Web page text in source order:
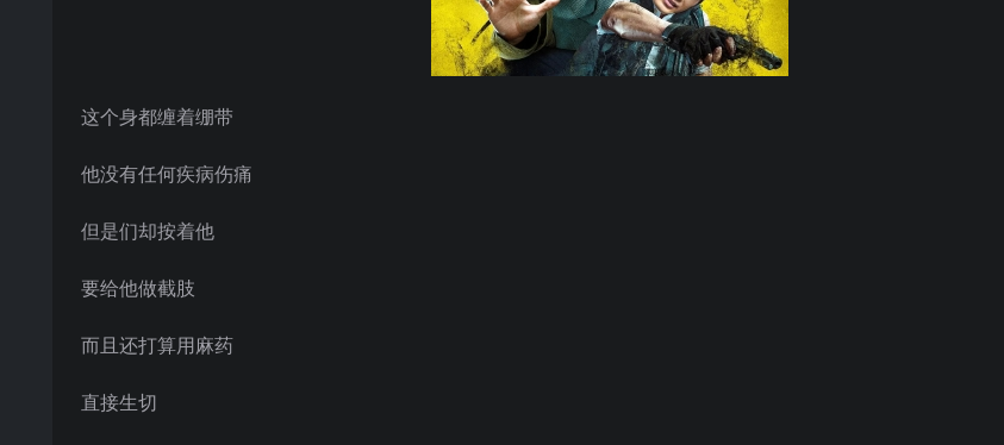
这个身都缠着绷带
他没有任何疾病伤痛
但是们却按着他
要给他做截肢
而且还打算用麻药
直接生切